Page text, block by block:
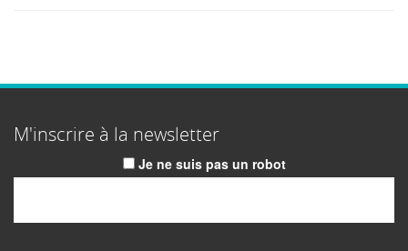
M'inscrire à la newsletter
Je ne suis pas un robot